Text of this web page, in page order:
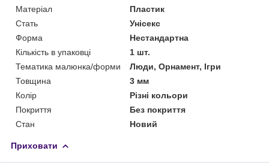
Матеріал
Пластик
Стать
Унісекс
Форма
Нестандартна
Кількість в упаковці
1 шт.
Тематика малюнка/форми
Люди, Орнамент, Ігри
Товщина
3 мм
Колір
Різні кольори
Покриття
Без покриття
Стан
Новий
Приховати